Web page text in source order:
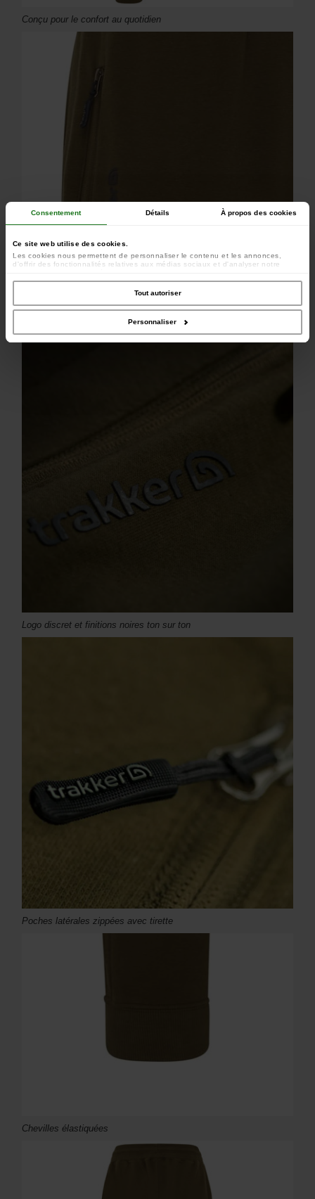
Consentement Détails À propos des cookies
Ce site web utilise des cookies.
Les cookies nous permettent de personnaliser le contenu et les annonces,
d'offrir des fonctionnalités relatives aux médias sociaux et d'analyser notre
avec nos partenaires de médias sociaux, de publicité et d'analyse, qui peuvent
combiner celles-ci avec d'autres informations que vous leur avez fournies ou
qu'ils ont collectées lors de votre utilisation de leurs services.
Tout autoriser
Personnaliser
Conçu pour le confort au quotidien
Logo discret et finitions noires ton sur ton
Poches latérales zippées avec tirette
Chevilles élastiquées